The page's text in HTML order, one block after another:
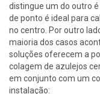
distingue um do outro é
de ponto é ideal para
no centro. Por outro
maioria dos casos
soluções oferecem a
colagem de azulejos
em conjunto com um
instalação: